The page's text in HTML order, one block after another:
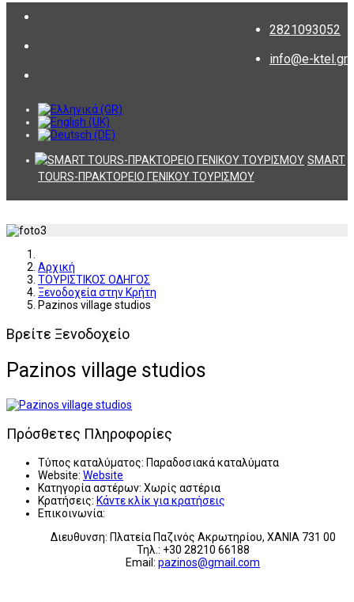
2821093052
info@e-ktel.gr
SMART
TOURS-ΠΡΑΚΤΟΡΕΙΟ ΓΕΝΙΚΟΥ ΤΟΥΡΙΣΜΟΥ
Αρχική
ΤΟΥΡΙΣΤΙΚΟΣ ΟΔΗΓΟΣ
Ξενοδοχεία στην Κρήτη
Pazinos village studios
Βρείτε Ξενοδοχείο
Pazinos village studios
Πρόσθετες Πληροφορίες
Τύπος καταλύματος: Παραδοσιακά καταλύματα
Website: Website
Κατηγορία αστέρων: Χωρίς αστέρια
Κρατήσεις: Κάντε κλίκ για κρατήσεις
Επικοινωνία:
Διευθυνση: Πλατεία Παζινός Ακρωτηρίου, ΧΑΝΙΑ 731 00
Τηλ.: +30 28210 66188
Email: pazinos@gmail.com